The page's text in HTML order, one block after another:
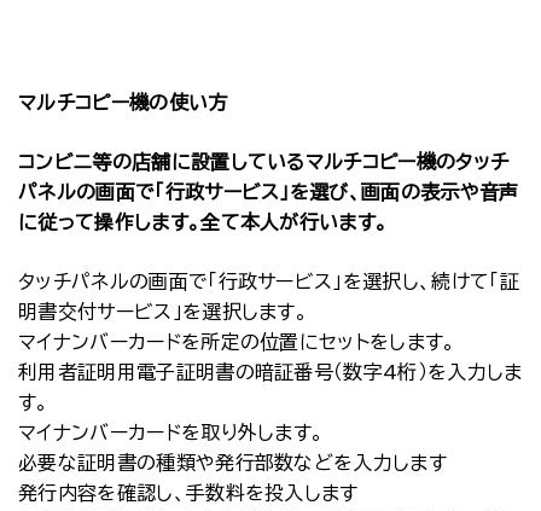
マルチコピー機の使い方
コンビニ等の店舗に設置しているマルチコピー機のタッチ
パネルの画面で「行政サービス」を選び、画面の表示や音声
に従って操作します。全て本人が行います。
タッチパネルの画面で「行政サービス」を選択し、続けて「証
明書交付サービス」を選択します。
マイナンバーカードを所定の位置にセットをします。
利用者証明用電子証明書の暗証番号（数字4桁）を入力しま
す。
マイナンバーカードを取り外します。
必要な証明書の種類や発行部数などを入力します
発行内容を確認し、手数料を投入します